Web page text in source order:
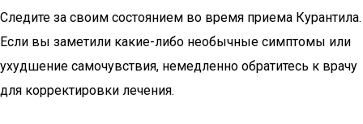
Следите за своим состоянием во время приема Курантила.
Если вы заметили какие-либо необычные симптомы или
ухудшение самочувствия, немедленно обратитесь к врачу
для корректировки лечения.